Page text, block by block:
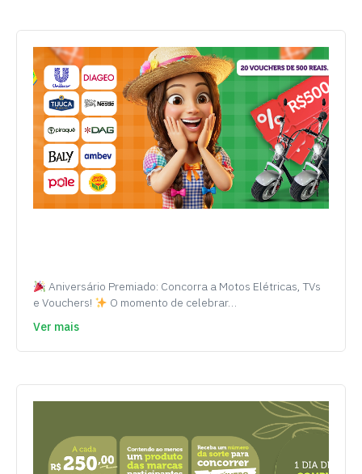
Aniversário Premiado: Concorra a Motos Elétricas, TVs
e Vouchers!
O momento de celebrar…
Ver mais